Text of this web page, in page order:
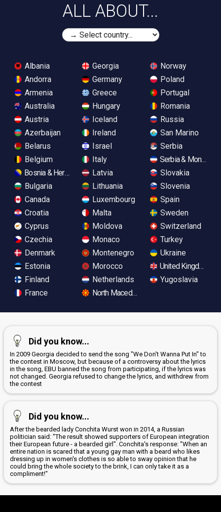
ALL ABOUT...
Albania
Andorra
Armenia
Australia
Austria
Azerbaijan
Belarus
Belgium
Bosnia & Herzegovina
Bulgaria
Canada
Croatia
Cyprus
Czechia
Denmark
Estonia
Finland
France
Georgia
Germany
Greece
Hungary
Iceland
Ireland
Israel
Italy
Latvia
Lithuania
Luxembourg
Malta
Moldova
Monaco
Montenegro
Morocco
Netherlands
North Macedonia
Norway
Poland
Portugal
Romania
Russia
San Marino
Serbia
Serbia &
Slovakia
Slovenia
Spain
Sweden
Switzerland
Turkey
Ukraine
United Kingdom
Yugoslavia
Did you know...
In 2009 Georgia decided to send the song "We Don't Wanna Put In" to
the contest in Moscow, but because of a controversy about the lyrics
in the song, EBU banned the song from participating, if the lyrics was
not changed. Georgia refused to change the lyrics, and withdrew from
the contest
Did you know...
After the bearded lady Conchita Wurst won in 2014, a Russian
politician said: "The result showed supporters of European integration
their European future - a bearded girl". Conchita's response: "When an
entire nation is scared that a young gay man with a beard who likes
dressing up in women's clothes is so able to sway opinion that he
could bring the whole society to the brink, I can only take it as a
compliment!"